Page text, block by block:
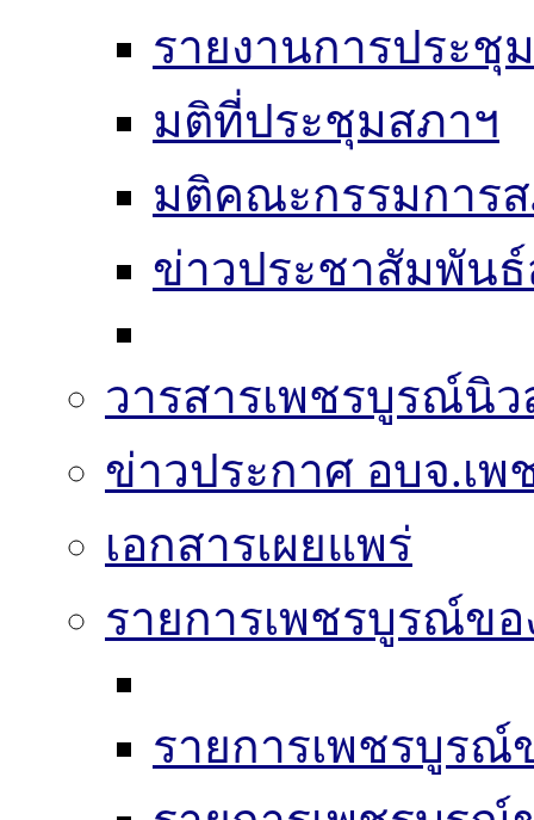
รายงานการประชุ
มติที่ประชุมสภาฯ
มติคณะกรรมการ
ข่าวประชาสัมพัน
วารสารเพชรบูรณ์นิว
ข่าวประกาศ อบจ.เ
เอกสารเผยแพร่
รายการเพชรบูรณ์ขอ
รายการเพชรบูรณ์